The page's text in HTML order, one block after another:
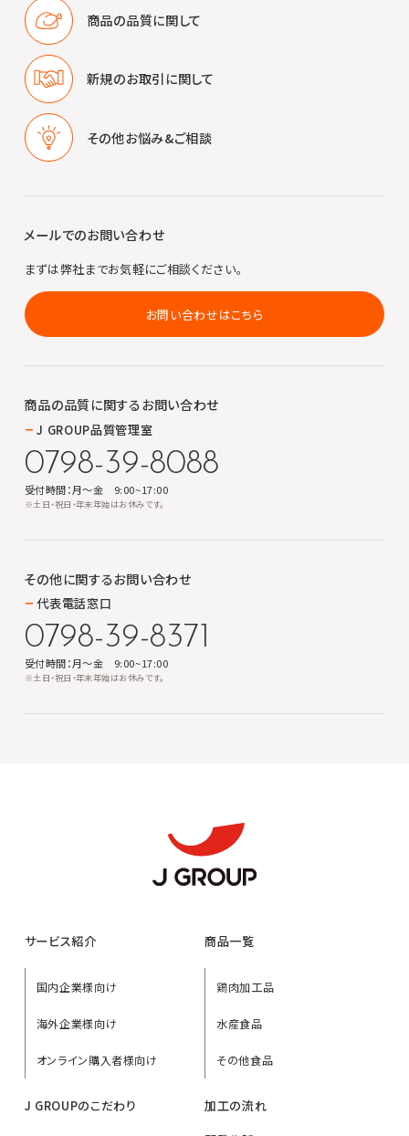
商品の品質に関して
新規のお取引に関して
その他お悩み&ご相談
メールでのお問い合わせ
まずは弊社までお気軽にご相談ください。
お問い合わせはこちら
商品の品質に関するお問い合わせ
J GROUP品質管理室
0798-39-8088
受付時間：月～金 9:00~17:00
※土日・祝日・年末年始はお休みです。
その他に関するお問い合わせ
代表電話窓口
0798-39-8371
受付時間：月～金 9:00~17:00
※土日・祝日・年末年始はお休みです。
サービス紹介
国内企業様向け
海外企業様向け
オンライン購入者様向け
J GROUPのこだわり
商品一覧
鶏肉加工品
水産食品
その他食品
加工の流れ